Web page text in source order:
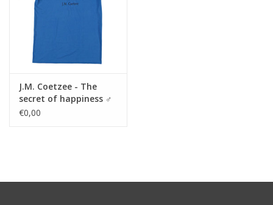
J.M. Coetzee - The
secret of happiness ♂
€0,00